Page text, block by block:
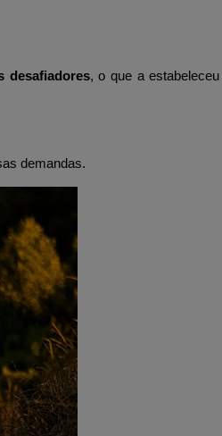
desafiadores, o que a
demandas.